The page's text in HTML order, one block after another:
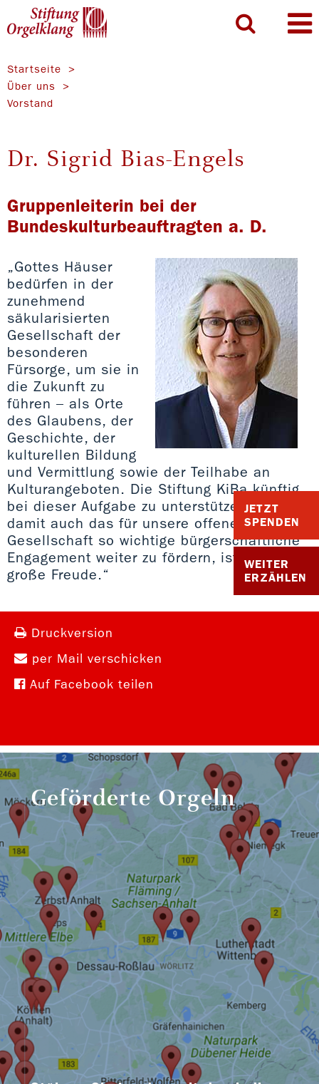
JETZT
SPENDEN
WEITER
ERZÄHLEN
Startseite
Über uns
Vorstand
Dr. Sigrid Bias-Engels
Gruppenleiterin bei der
Bundeskulturbeauftragten a. D.
„Gottes Häuser
bedürfen in der
zunehmend
säkularisierten
Gesellschaft der
besonderen
Fürsorge, um sie in
die Zukunft zu
führen – als Orte
des Glaubens, der
Geschichte, der
kulturellen Bildung
und Vermittlung sowie der Teilhabe an
Kulturangeboten. Die Stiftung KiBa künftig
bei dieser Aufgabe zu unterstützen und
damit auch das für unsere offene
Gesellschaft so wichtige bürgerschaftliche
Engagement weiter zu fördern, ist mir eine
große Freude.“
Druckversion
per Mail verschicken
Auf Facebook teilen
Geförderte Orgeln